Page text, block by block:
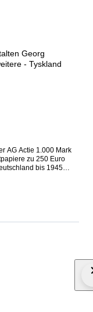
Georg
- Tyskland
AG Actie 1.000 Mark
datum: 01.10.1892